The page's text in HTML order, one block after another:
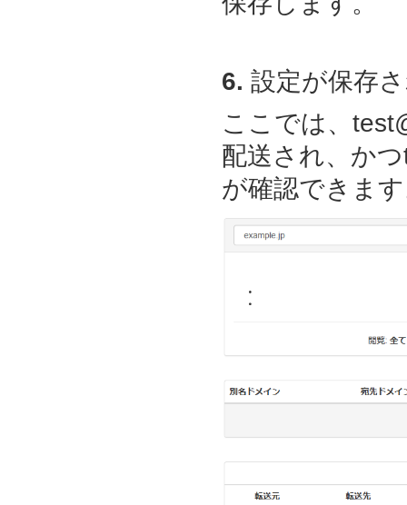
6. 設定が保存
ここでは、
配送され、か
が確認できま